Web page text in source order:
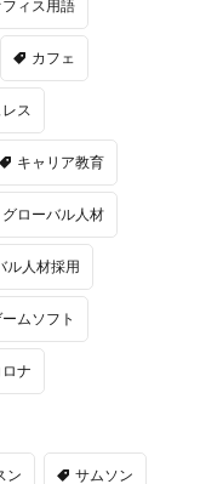
フィス用語
カフェ
ス
キャリア教育
グローバル人材
ル人材採用
ムソフト
ロナ
ン サムソン